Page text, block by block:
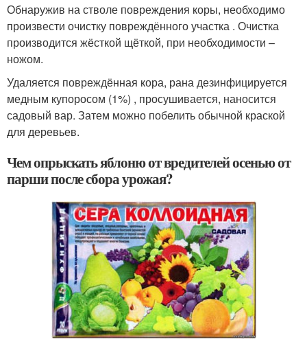
Обнаружив на стволе повреждения коры, необходимо
произвести очистку повреждённого участка . Очистка
производится жёсткой щёткой, при необходимости –
ножом.
Удаляется повреждённая кора, рана дезинфицируется
медным купоросом (1%) , просушивается, наносится
садовый вар. Затем можно побелить обычной краской
для деревьев.
Чем опрыскать яблоню от вредителей осенью от
парши после сбора урожая?